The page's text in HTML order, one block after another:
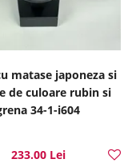
matase japoneza si
de culoare rubin si
34-1-i604
233.00 Lei